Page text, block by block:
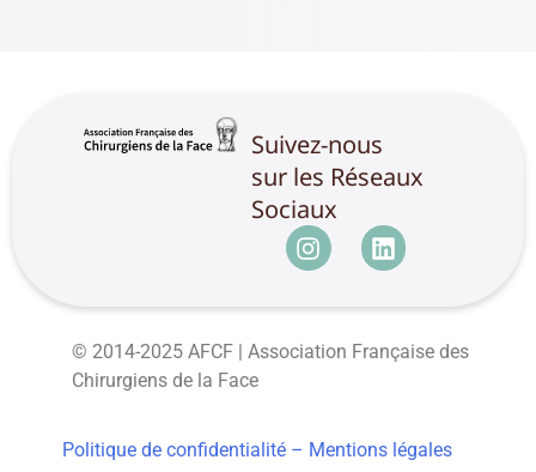
Suivez-nous
sur les Réseaux
Sociaux
© 2014-2025 AFCF | Association Française des
Chirurgiens de la Face
Politique de confidentialité – Mentions légales